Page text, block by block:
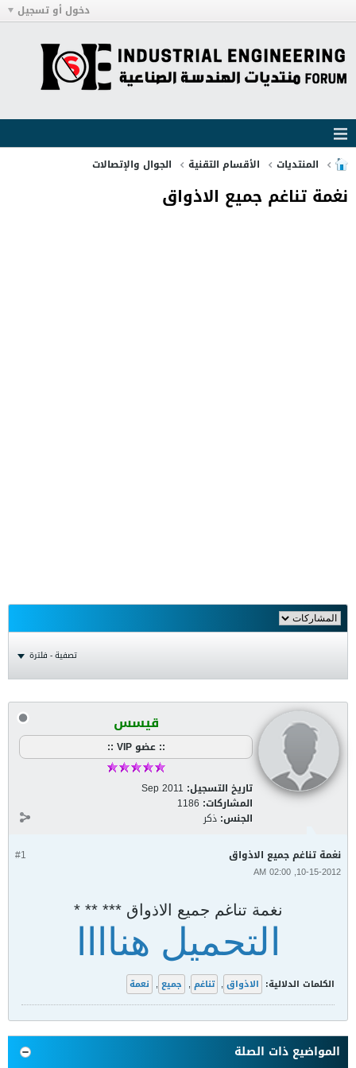
دخول أو تسجيل
المنتديات الأقسام التقنية الجوال والإتصالات
نغمة تناغم جميع الاذواق
تصفية - فلترة
قيسس
:: عضو VIP ::
تاريخ التسجيل: Sep 2011
المشاركات: 1186
الجنس: ذكر
#1 نغمة تناغم جميع الاذواق
10-15-2012, 02:00 AM
نغمة تناغم جميع الاذواق *** ** *
التحميل هناااا
الكلمات الدلالية: الاذواق , تناغم , جميع , نعمة
المواضيع ذات الصلة